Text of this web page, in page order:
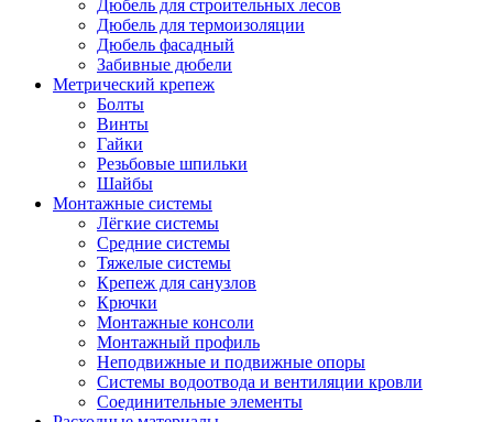
Дюбель для строительных лесов
Дюбель для термоизоляции
Дюбель фасадный
Забивные дюбели
Метрический крепеж
Болты
Винты
Гайки
Резьбовые шпильки
Шайбы
Монтажные системы
Лёгкие системы
Средние системы
Тяжелые системы
Крепеж для санузлов
Крючки
Монтажные консоли
Монтажный профиль
Неподвижные и подвижные опоры
Системы водоотвода и вентиляции кровли
Соединительные элементы